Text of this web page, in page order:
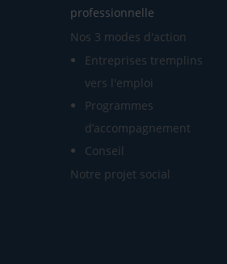
professionnelle
Nos 3 modes d'action
Entreprises tremplins
vers l'emploi
Programmes
d’accompagnement
Conseil
Notre projet social